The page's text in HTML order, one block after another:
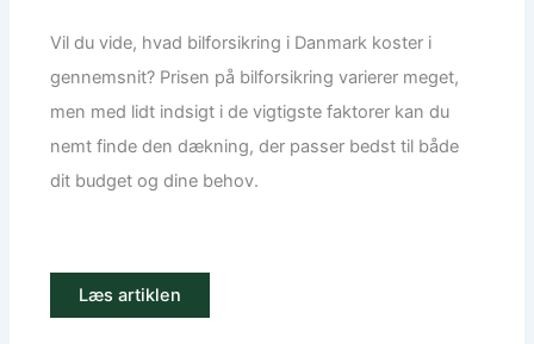
Vil du vide, hvad bilforsikring i Danmark koster i
gennemsnit? Prisen på bilforsikring varierer meget,
men med lidt indsigt i de vigtigste faktorer kan du
nemt finde den dækning, der passer bedst til både
dit budget og dine behov.
Læs artiklen